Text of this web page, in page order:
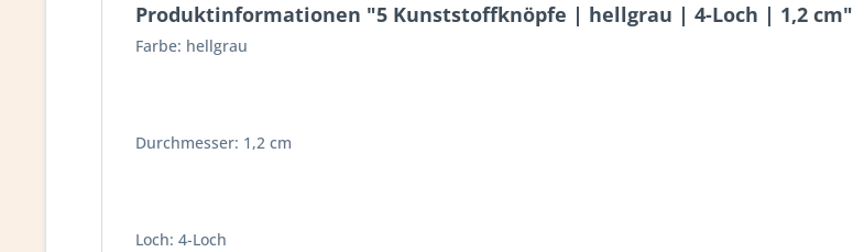
Produktinformationen "5 Kunststoffknöpfe | hellgrau | 4-Loch | 1,2 cm"
Farbe: hellgrau
Durchmesser: 1,2 cm
Loch: 4-Loch